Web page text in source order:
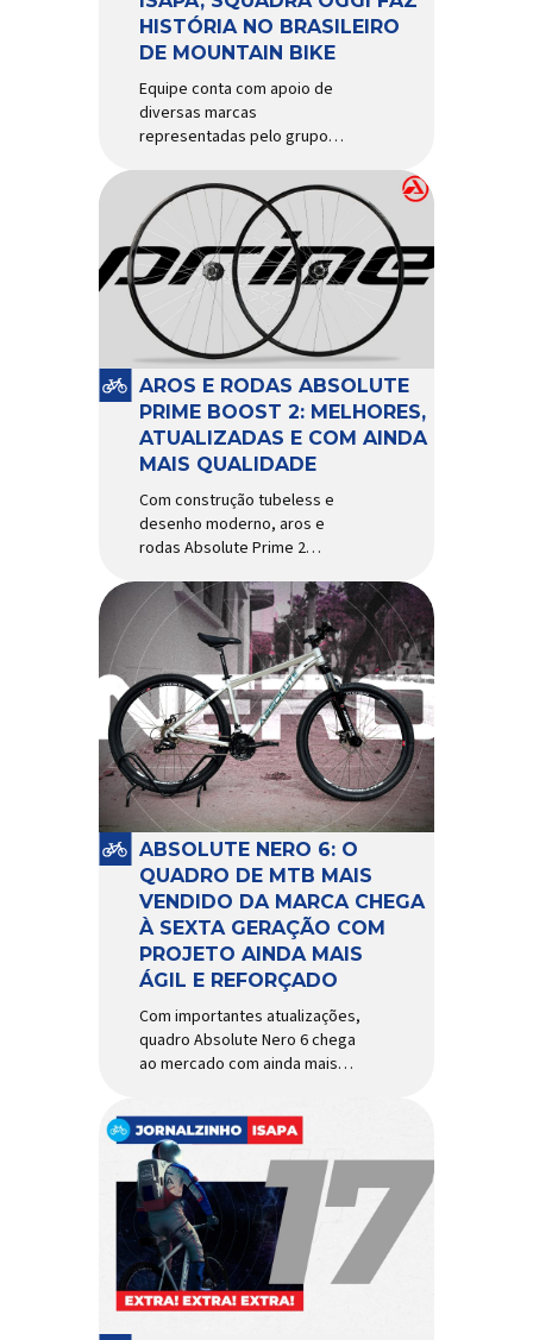
HISTÓRIA NO BRASILEIRO
DE MOUNTAIN BIKE
Equipe conta com apoio de
diversas marcas
representadas pelo grupo
Finish Lline, Park Tool, Protaper
e Zéfal Histórico. Assim pode
ser definida a participação da
Squadra Oggi no Campeonato
Brasileiro de Mountain Bike
2026, realizado em São José
dos Campos-SP entre os dias
23 e 26 de julho. Com cinco […]
AROS E RODAS ABSOLUTE
PRIME BOOST 2: MELHORES,
ATUALIZADAS E COM AINDA
MAIS QUALIDADE
Com construção tubeless e
desenho moderno, aros e
rodas Absolute Prime 2
diversas melhorias No
mercado brasileiro há alguns
anos, os aros e as rodas
Absolute Prime chegaram
como uma opção para pilotos
de cross country e trail em
busca de alto desempenho e
preço realmente competitivo.
Para isso, a marca […]
ABSOLUTE NERO 6: O
QUADRO DE MTB MAIS
VENDIDO DA MARCA CHEGA
À SEXTA GERAÇÃO COM
PROJETO AINDA MAIS
ÁGIL E REFORÇADO
Com importantes atualizações,
quadro Absolute Nero 6 chega
ao mercado com ainda mais
uso urbano e MTB recreacional
Um dos quadros de maior
sucesso do mercado de
bicicletas brasileiro chega em
nova versão: o
Absolute Nero 6, sexta geração
do quadro mais vendido da
marca nacional. Extremamente
popular para quem busca uma